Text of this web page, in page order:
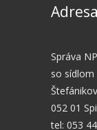
Adresa
Správa
so sídlom
052 01
tel: 053